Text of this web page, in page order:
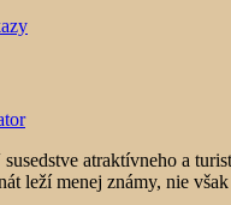
atraktívneho a
leží menej známy, nie však